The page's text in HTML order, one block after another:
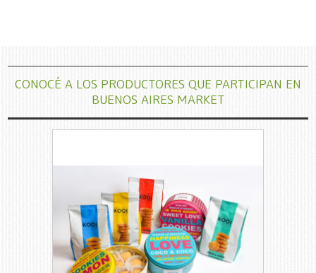
CONOCÉ A LOS PRODUCTORES QUE PARTICIPAN EN
BUENOS AIRES MARKET